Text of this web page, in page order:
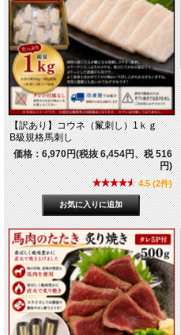
【訳あり】コウネ（鬣刺し）1ｋｇ
B級規格馬刺し
価格：6,970円(税抜 6,454円、税 516
円)
4.5 (2件)